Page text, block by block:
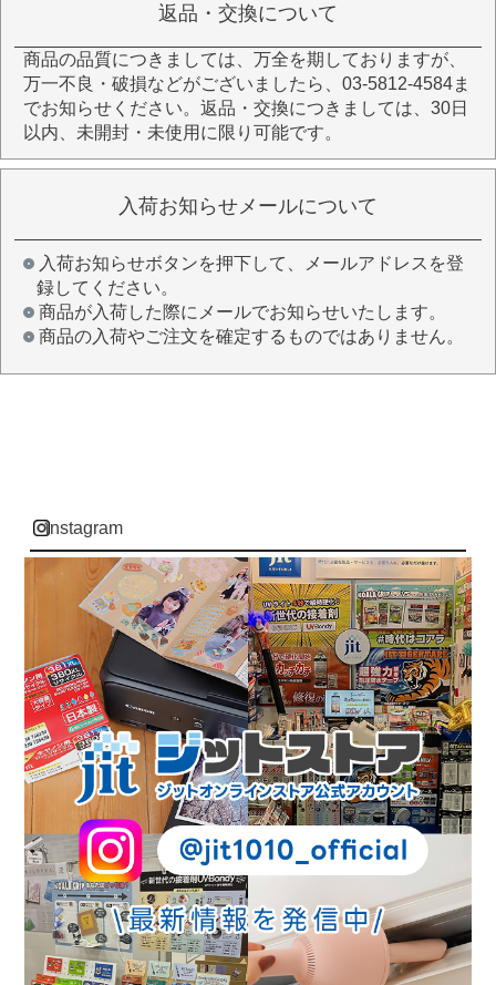
返品・交換について
商品の品質につきましては、万全を期しておりますが、
万一不良・破損などがございましたら、03-5812-4584ま
でお知らせください。返品・交換につきましては、30日
以内、未開封・未使用に限り可能です。
入荷お知らせメールについて
入荷お知らせボタンを押下して、メールアドレスを登
録してください。
商品が入荷した際にメールでお知らせいたします。
商品の入荷やご注文を確定するものではありません。
instagram